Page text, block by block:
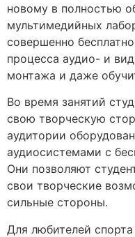
новому в полностью
мультимедийных
совершенно
процесса аудио- и
монтажа и даже
Во время занятий
свою творческую
аудитории
аудиосистемами с
Они позволяют
свои творческие
сильные стороны.
Для любителей